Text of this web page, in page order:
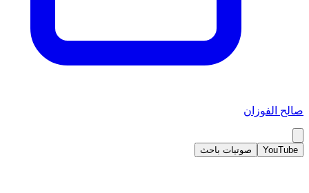
صالح الفوزان
YouTube صوتيات باحث